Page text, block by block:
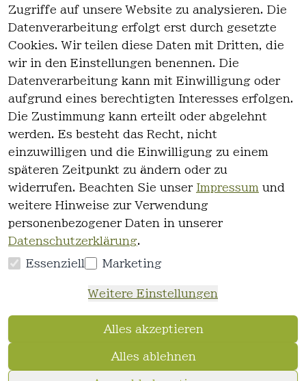
Zugriffe auf unsere Website zu analysieren. Die
Datenverarbeitung erfolgt erst durch gesetzte
Cookies. Wir teilen diese Daten mit Dritten, die
wir in den Einstellungen benennen. Die
Datenverarbeitung kann mit Einwilligung oder
aufgrund eines berechtigten Interesses erfolgen.
Die Zustimmung kann erteilt oder abgelehnt
werden. Es besteht das Recht, nicht
einzuwilligen und die Einwilligung zu einem
späteren Zeitpunkt zu ändern oder zu
widerrufen. Beachten Sie unser Impressum und
weitere Hinweise zur Verwendung
personenbezogener Daten in unserer
Datenschutzerklärung.
Essenziell Marketing
Weitere Einstellungen
Alles akzeptieren
Alles ablehnen
es
AGB
Datenschutz
Widerrufsre
cht
Kontakt
Kontakt
Registrieren
widerrufen